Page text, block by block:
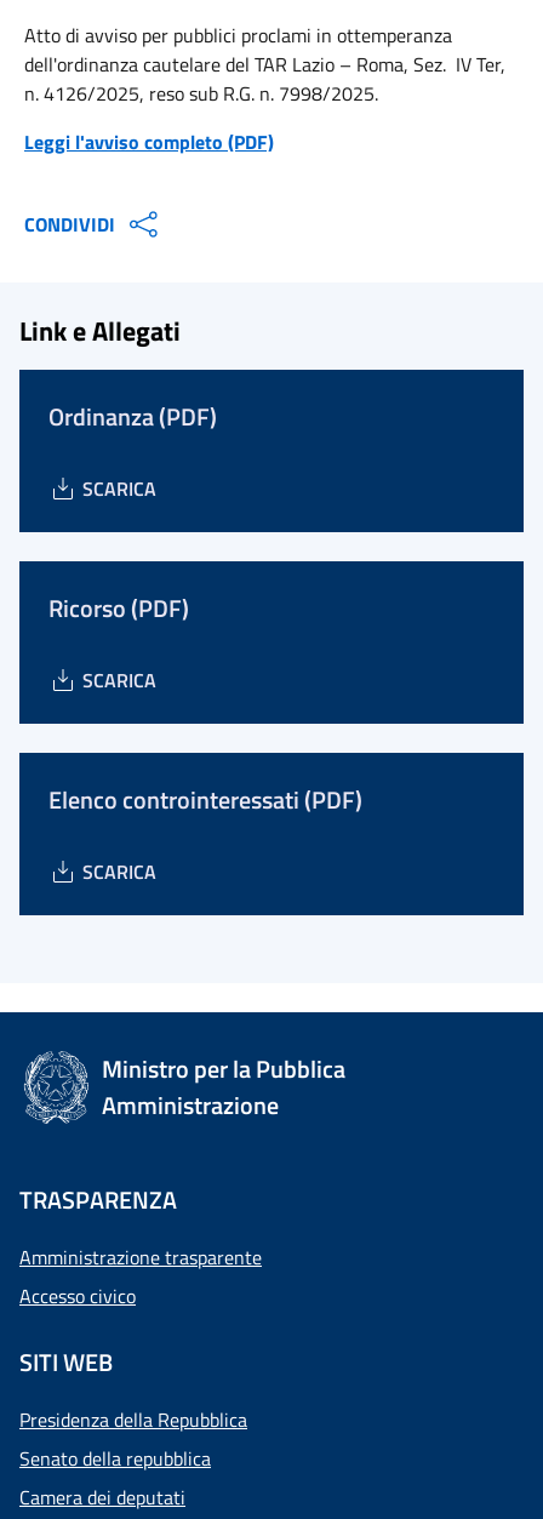
Atto di avviso per pubblici proclami in ottemperanza
dell'ordinanza cautelare del TAR Lazio – Roma, Sez. IV Ter,
n. 4126/2025, reso sub R.G. n. 7998/2025.
Leggi l'avviso completo (PDF)
CONDIVIDI
Link e Allegati
Ordinanza (PDF)
SCARICA
Ricorso (PDF)
SCARICA
Elenco controinteressati (PDF)
SCARICA
Ministro per la Pubblica
Amministrazione
TRASPARENZA
Amministrazione trasparente
Accesso civico
SITI WEB
Presidenza della Repubblica
Senato della repubblica
Camera dei deputati